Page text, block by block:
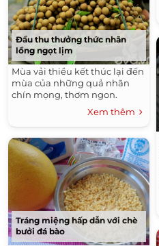
Đầu thu thưởng thức nhãn
lồng ngọt lịm
Mùa vải thiều kết thúc lại đến
mùa của những quả nhãn
chín mọng, thơm ngon.
Xem thêm
Tráng miệng hấp dẫn với chè
bưởi đá bào